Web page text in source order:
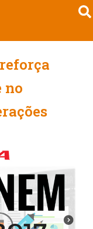
no